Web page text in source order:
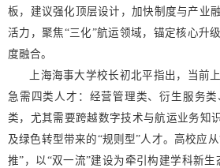
板，建议强化顶层设计，加快制度与产业
活力，聚焦“三化”航运领域，锚定核心升
度融合。
上海海事大学校长初北平指出，当前
急需四类人才：经营管理类、衍生服务
类，尤其需要跨越数字技术与航运业务知
及绿色转型带来的“规则型”人才。高校应
推”，以“双一流”建设为牵引构建学科新